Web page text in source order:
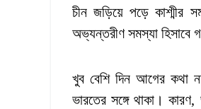
চীন জড়িয়ে পড়ে কাশ্মীর
অভ্যন্তরীণ সমস্যা হিসাবে
খুব বেশি দিন আগের কথা
ভারতের সঙ্গে থাকা।